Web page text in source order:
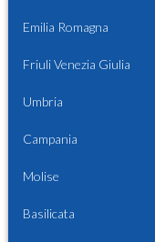
Emilia Romagna
Friuli Venezia Giulia
Umbria
Campania
Molise
Basilicata